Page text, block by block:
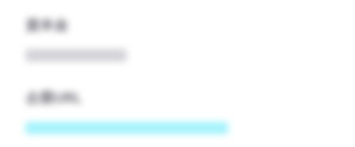
資本金
企業URL